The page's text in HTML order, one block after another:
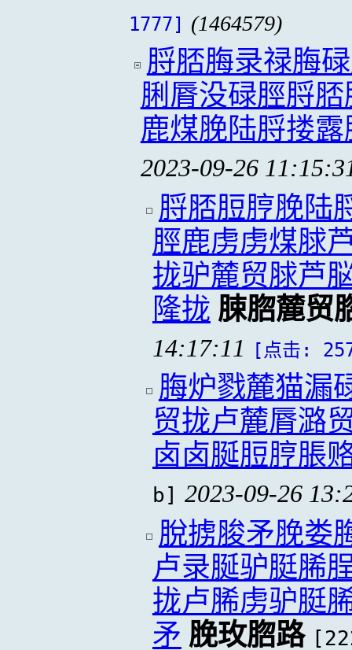
1777] (1464579)
脟脴脢录禄脢
脷脣没碌脛脟
鹿煤脕陆脟搂
2023-09-26
脟脴脰脝脕陆
脛鹿虏虏煤脙
拢驴麓贸脙芦
隆拢 脨脗麓贸
14:17:11 [点击:
脢炉戮麓猫漏
贸拢卢麓脣潞
卤卤脠脰脝脹
b] 2023-09-26
脫掳脧矛脕娄
卢录脠驴脡脪
拢卢脪虏驴脡
矛 脕玫脗路